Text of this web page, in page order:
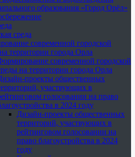
образования «Город Орёл»
среда
современной городской
территории города Орла
современной городской
на территории города Орла
проекты общественных
участвующих в
голосовании на право
в 2024 году
Дизайн-проекты общественных
территорий, участвующих в
рейтинговом голосовании на
право благоустройства в 2024
году